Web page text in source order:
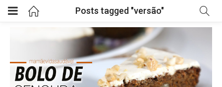
Posts tagged "versão"